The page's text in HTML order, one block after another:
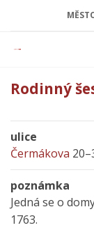
Rodinný
ulice
Čermákova
poznámka
Jedná se o
1763.